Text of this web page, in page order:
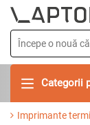
Categorii
Imprimante